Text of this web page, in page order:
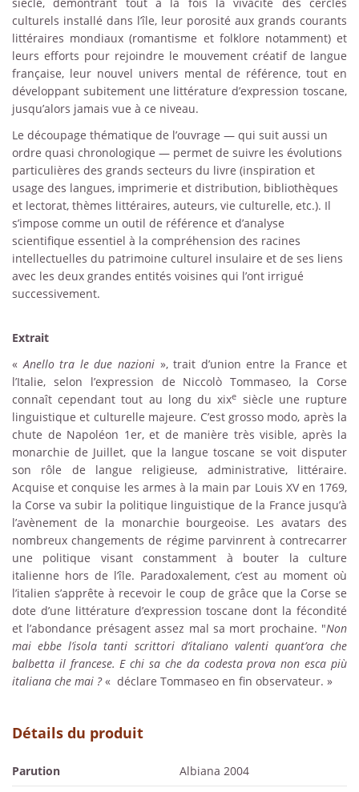
culturels installé dans l’île, leur porosité aux grands courants
littéraires mondiaux (romantisme et folklore notamment) et
leurs efforts pour rejoindre le mouvement créatif de langue
française, leur nouvel univers mental de référence, tout en
développant subitement une littérature d’expression toscane,
jusqu’alors jamais vue à ce niveau.
Le découpage thématique de l’ouvrage — qui suit aussi un
ordre quasi chronologique — permet de suivre les évolutions
particulières des grands secteurs du livre (inspiration et
usage des langues, imprimerie et distribution, bibliothèques
et lectorat, thèmes littéraires, auteurs, vie culturelle, etc.). Il
s’impose comme un outil de référence et d’analyse
scientifique essentiel à la compréhension des racines
intellectuelles du patrimoine culturel insulaire et de ses liens
avec les deux grandes entités voisines qui l’ont irrigué
successivement.
Extrait
«Anello tra le due nazioni», trait d’union entre la France et
l’Italie, selon l’expression de Niccolò Tommaseo, la Corse
connaît cependant tout au long duxixe siècle une rupture
linguistique et culturelle majeure. C’est grosso modo, après la
chute de Napoléon 1er, et de manière très visible, après la
monarchie de Juillet, que la langue toscane se voit disputer
son rôle de langue religieuse, administrative, littéraire.
Acquise et conquise les armes à la main par Louis XV en 1769,
la Corse va subir la politique linguistique de la France jusqu’à
l’avènement de la monarchie bourgeoise. Les avatars des
nombreux changements de régime parvinrent à contrecarrer
une politique visant constamment à bouter la culture
italienne hors de l’île. Paradoxalement, c’est au moment où
l’italien s’apprête à recevoir le coup de grâce que la Corse se
dote d’une littérature d’expression toscane dont la fécondité
et l’abondance présagent assez mal sa mort prochaine. "Non
mai ebbe l’isola tanti scrittori d’italiano valenti quant’ora che
balbetta il francese. E chi sa che da codesta prova non esca più
italiana che mai ?« déclare Tommaseo en fin observateur. »
Détails du produit
Parution
Albiana 2004